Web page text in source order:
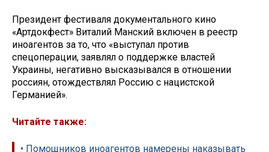
Президент фестиваля документального кино
«Артдокфест» Виталий Манский включен в реестр
иноагентов за то, что «выступал против
спецоперации, заявлял о поддержке властей
Украины, негативно высказывался в отношении
россиян, отождествлял Россию с нацистской
Германией».
Читайте также:
• Помощников иноагентов намерены наказывать